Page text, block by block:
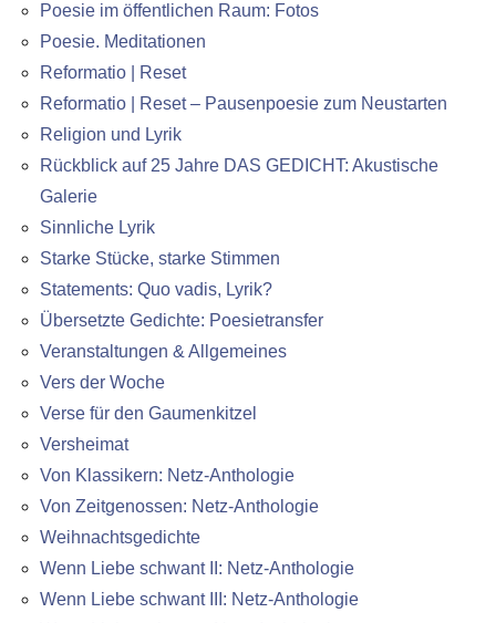
Poesie im öffentlichen Raum: Fotos
Poesie. Meditationen
Reformatio | Reset
Reformatio | Reset – Pausenpoesie zum Neustarten
Religion und Lyrik
Rückblick auf 25 Jahre DAS GEDICHT: Akustische
Galerie
Sinnliche Lyrik
Starke Stücke, starke Stimmen
Statements: Quo vadis, Lyrik?
Übersetzte Gedichte: Poesietransfer
Veranstaltungen & Allgemeines
Vers der Woche
Verse für den Gaumenkitzel
Versheimat
Von Klassikern: Netz-Anthologie
Von Zeitgenossen: Netz-Anthologie
Weihnachtsgedichte
Wenn Liebe schwant II: Netz-Anthologie
Wenn Liebe schwant III: Netz-Anthologie